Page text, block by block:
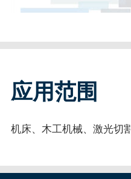
应用范围
机床、木工机械、激光切